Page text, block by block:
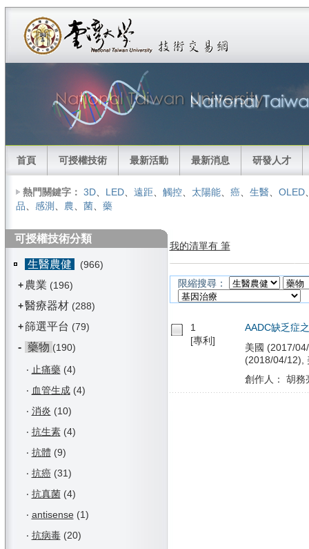
首頁 可授權技術 最新活動 最新消息 研發人才
熱門關鍵字： 3D、 LED、 遠距、 觸控、 太陽能、 癌、 生醫、 OLED
品、 感測 、 農、 菌、 藥
可授權技術分類
生醫農健
(966)
+ 農業 (196)
+醫療器材 (288)
+篩選平台 (79)
- 藥物 (190)
‧ 止痛藥(4)
‧ 血管生成(4)
‧ 消炎 (10)
‧ 抗生素(4)
‧ 抗體 (9)
‧ 抗癌 (31)
‧ 抗真菌(4)
‧ antisense(1)
‧ 抗病毒(20)
我的清單有 筆
限縮搜尋：
1
[專利]
AADC缺乏症
美國 (2017/
(2018/04/12),
創作人： 胡務